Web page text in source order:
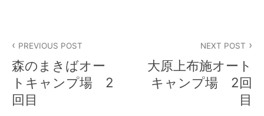
稿
ナ
ビ
PREVIOUS POST
森のまきばオー
トキャンプ場 2
回目
NEXT POST
大原上布施オート
キャンプ場 2回
目